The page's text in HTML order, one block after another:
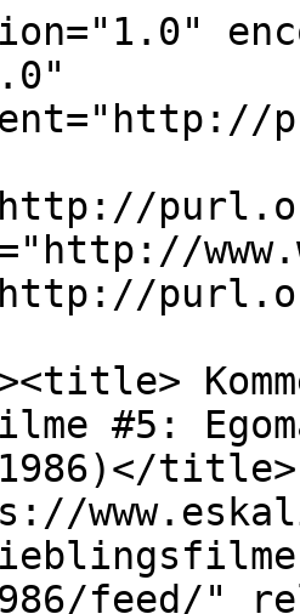
#5:
feed/"